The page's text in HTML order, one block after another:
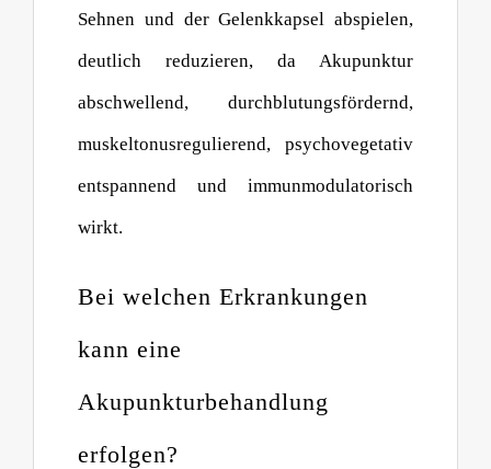
Sehnen und der Gelenkkapsel abspielen,
deutlich reduzieren, da Akupunktur
abschwellend, durchblutungsfördernd,
muskeltonusregulierend, psychovegetativ
entspannend und immunmodulatorisch
wirkt.
Bei welchen Erkrankungen
kann eine
Akupunkturbehandlung
erfolgen?